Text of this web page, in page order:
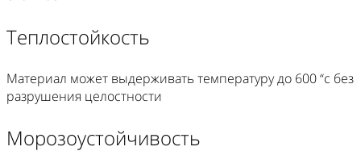
Теплостойкость
Материал может выдерживать температуру до 600 “c без
разрушения целостности
Морозоустойчивость